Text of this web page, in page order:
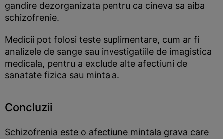
gandire dezorganizata pentru ca cineva sa aiba
schizofrenie.
Medicii pot folosi teste suplimentare, cum ar fi
analizele de sange sau investigatiile de imagistica
medicala, pentru a exclude alte afectiuni de
sanatate fizica sau mintala.
Concluzii
Schizofrenia este o afectiune mintala grava care